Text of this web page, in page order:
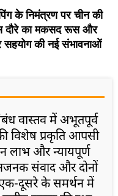
के निमंत्रण पर चीन की
दौरे का मकसद रूस और
की नई संभावनाओं
वास्तव में अभूतपूर्व
विशेष प्रकृति आपसी
लाभ और न्यायपूर्ण
संवाद और दोनों
दूसरे के समर्थन में